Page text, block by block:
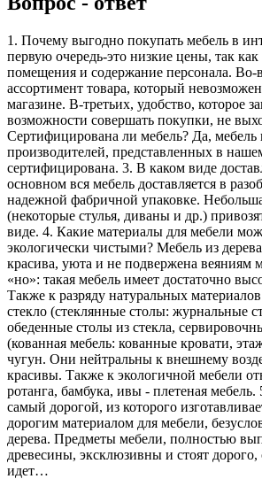
1. Почему выгодно покупать мебель в
первую очередь-это низкие цены, так как
помещения и содержание персонала.
ассортимент товара, который
магазине. В-третьих, удобство, которое
возможности совершать покупки, не
Сертифицирована ли мебель? Да, мебель
производителей, представленных в
сертифицирована. 3. В каком виде
основном вся мебель доставляется в
надежной фабричной упаковке.
(некоторые стулья, диваны и др.)
виде. 4. Какие материалы для мебели
экологически чистыми? Мебель из
красива, уюта и не подвержена веяниям
«но»: такая мебель имеет достаточно
Также к разряду натуральных
стекло (стеклянные столы: журнальные
обеденные столы из стекла,
(кованная мебель: кованные кровати,
чугун. Они нейтральны к внешнему
красивы. Также к экологичной мебели
ротанга, бамбука, ивы - плетеная
самый дорогой, из которого
дорогим материалом для мебели,
дерева. Предметы мебели, полностью
древесины, эксклюзивны и стоят дорого,
идет…